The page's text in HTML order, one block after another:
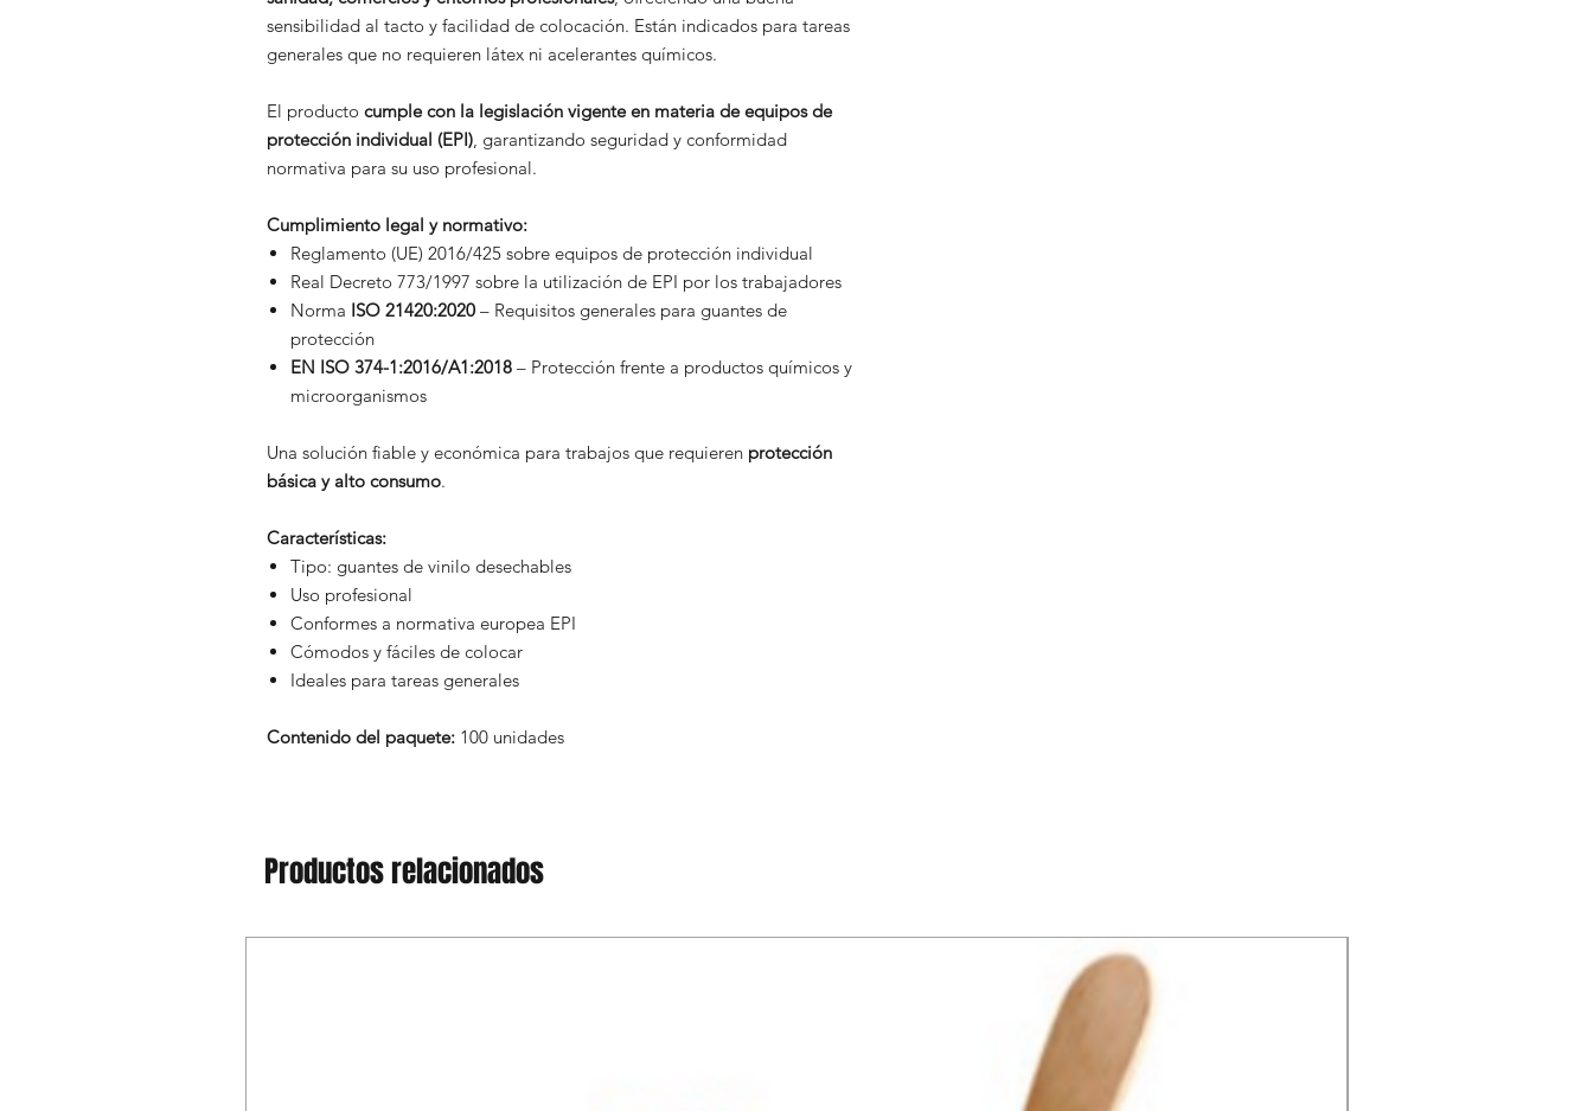
sensibilidad al tacto y facilidad de colocación. Están indicados para tareas
generales que no requieren látex ni acelerantes químicos.
El producto cumple con la legislación vigente en materia de equipos de
protección individual (EPI), garantizando seguridad y conformidad
normativa para su uso profesional.
Cumplimiento legal y normativo:
Reglamento (UE) 2016/425 sobre equipos de protección individual
Real Decreto 773/1997 sobre la utilización de EPI por los trabajadores
Norma ISO 21420:2020 – Requisitos generales para guantes de
protección
EN ISO 374-1:2016/A1:2018 – Protección frente a productos químicos y
microorganismos
Una solución fiable y económica para trabajos que requieren protección
básica y alto consumo.
Características:
Tipo: guantes de vinilo desechables
Uso profesional
Conformes a normativa europea EPI
Cómodos y fáciles de colocar
Ideales para tareas generales
Contenido del paquete: 100 unidades
Productos relacionados